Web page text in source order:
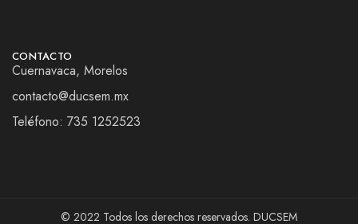
CONTACTO
Cuernavaca, Morelos
contacto@ducsem.mx
Teléfono: 735 1252523
© 2022 Todos los derechos reservados. DUCSEM